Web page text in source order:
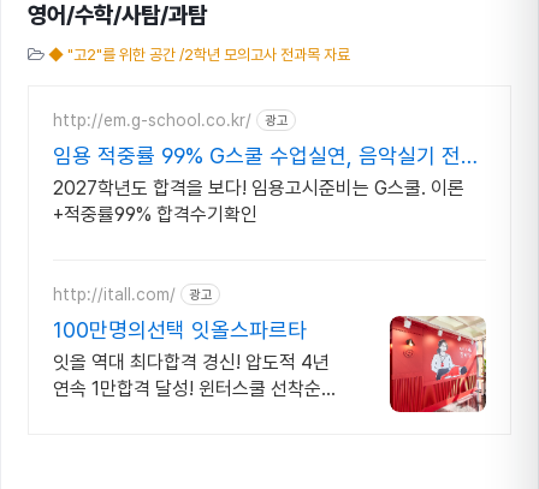
영어/수학/사탐/과탐
◆ "고2"를 위한 공간 /2학년 모의고사 전과목 자료
http://em.g-school.co.kr/ 광고
임용 적중률 99% G스쿨 수업실연, 음악실기 전문
학원
2027학년도 합격을 보다! 임용고시준비는 G스쿨. 이론
+적중률99% 합격수기확인
http://itall.com/ 광고
100만명의선택 잇올스파르타
잇올 역대 최다합격 경신! 압도적 4년
연속 1만합격 달성! 윈터스쿨 선착순